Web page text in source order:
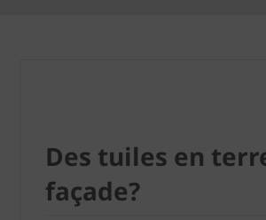
Des tuiles en
façade?